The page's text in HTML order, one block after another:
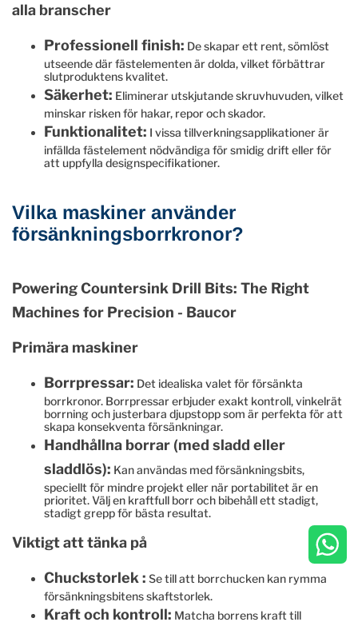
alla branscher
Professionell finish: De skapar ett rent, sömlöst
utseende där fästelementen är dolda, vilket förbättrar
slutproduktens kvalitet.
Säkerhet: Eliminerar utskjutande skruvhuvuden, vilket
minskar risken för hakar, repor och skador.
Funktionalitet: I vissa tillverkningsapplikationer är
infällda fästelement nödvändiga för smidig drift eller för
att uppfylla designspecifikationer.
Vilka maskiner använder
försänkningsborrkronor?
Powering Countersink Drill Bits: The Right
Machines for Precision - Baucor
Primära maskiner
Borrpressar: Det idealiska valet för försänkta
borrkronor. Borrpressar erbjuder exakt kontroll, vinkelrät
borrning och justerbara djupstopp som är perfekta för att
skapa konsekventa försänkningar.
Handhållna borrar (med sladd eller
sladdlös): Kan användas med försänkningsbits,
speciellt för mindre projekt eller när portabilitet är en
prioritet. Välj en kraftfull borr och bibehåll ett stadigt,
stadigt grepp för bästa resultat.
Viktigt att tänka på
Chuckstorlek : Se till att borrchucken kan rymma
försänkningsbitens skaftstorlek.
Kraft och kontroll: Matcha borrens kraft till